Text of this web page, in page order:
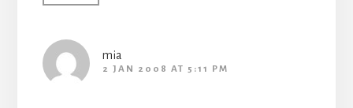
mia
2 JAN 2008 AT 5:11 PM